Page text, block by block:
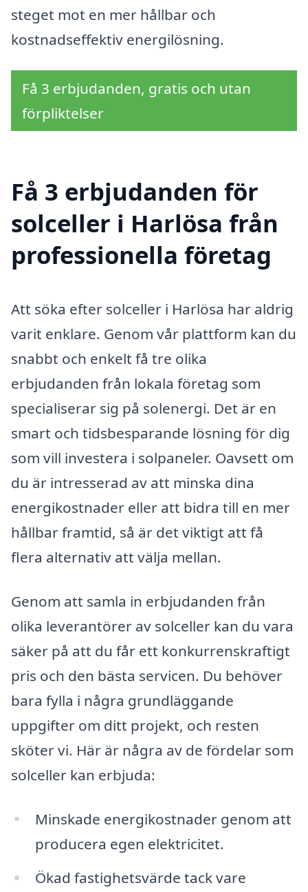
steget mot en mer hållbar och
kostnadseffektiv energilösning.
Få 3 erbjudanden, gratis och utan
förpliktelser
Få 3 erbjudanden för
solceller i Harlösa från
professionella företag
Att söka efter solceller i Harlösa har aldrig
varit enklare. Genom vår plattform kan du
snabbt och enkelt få tre olika
erbjudanden från lokala företag som
specialiserar sig på solenergi. Det är en
smart och tidsbesparande lösning för dig
som vill investera i solpaneler. Oavsett om
du är intresserad av att minska dina
energikostnader eller att bidra till en mer
hållbar framtid, så är det viktigt att få
flera alternativ att välja mellan.
Genom att samla in erbjudanden från
olika leverantörer av solceller kan du vara
säker på att du får ett konkurrenskraftigt
pris och den bästa servicen. Du behöver
bara fylla i några grundläggande
uppgifter om ditt projekt, och resten
sköter vi. Här är några av de fördelar som
solceller kan erbjuda:
Minskade energikostnader genom att
producera egen elektricitet.
Ökad fastighetsvärde tack vare